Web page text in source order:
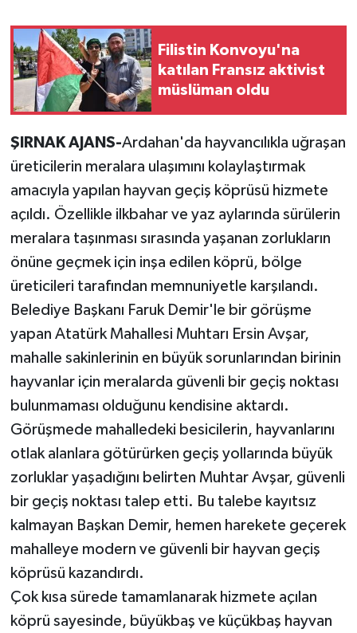
Filistin Konvoyu'na
katılan Fransız aktivist
müslüman oldu
ŞIRNAK AJANS-Ardahan'da hayvancılıkla uğraşan
üreticilerin meralara ulaşımını kolaylaştırmak
amacıyla yapılan hayvan geçiş köprüsü hizmete
açıldı. Özellikle ilkbahar ve yaz aylarında sürülerin
meralara taşınması sırasında yaşanan zorlukların
önüne geçmek için inşa edilen köprü, bölge
üreticileri tarafından memnuniyetle karşılandı.
Belediye Başkanı Faruk Demir'le bir görüşme
yapan Atatürk Mahallesi Muhtarı Ersin Avşar,
mahalle sakinlerinin en büyük sorunlarından birinin
hayvanlar için meralarda güvenli bir geçiş noktası
bulunmaması olduğunu kendisine aktardı.
Görüşmede mahalledeki besicilerin, hayvanlarını
otlak alanlara götürürken geçiş yollarında büyük
zorluklar yaşadığını belirten Muhtar Avşar, güvenli
bir geçiş noktası talep etti. Bu talebe kayıtsız
kalmayan Başkan Demir, hemen harekete geçerek
mahalleye modern ve güvenli bir hayvan geçiş
köprüsü kazandırdı.
Çok kısa sürede tamamlanarak hizmete açılan
köprü sayesinde, büyükbaş ve küçükbaş hayvan